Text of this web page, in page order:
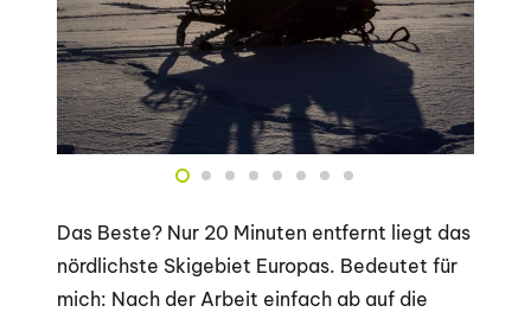
Das Beste? Nur 20 Minuten entfernt liegt das
nördlichste Skigebiet Europas. Bedeutet für
mich: Nach der Arbeit einfach ab auf die